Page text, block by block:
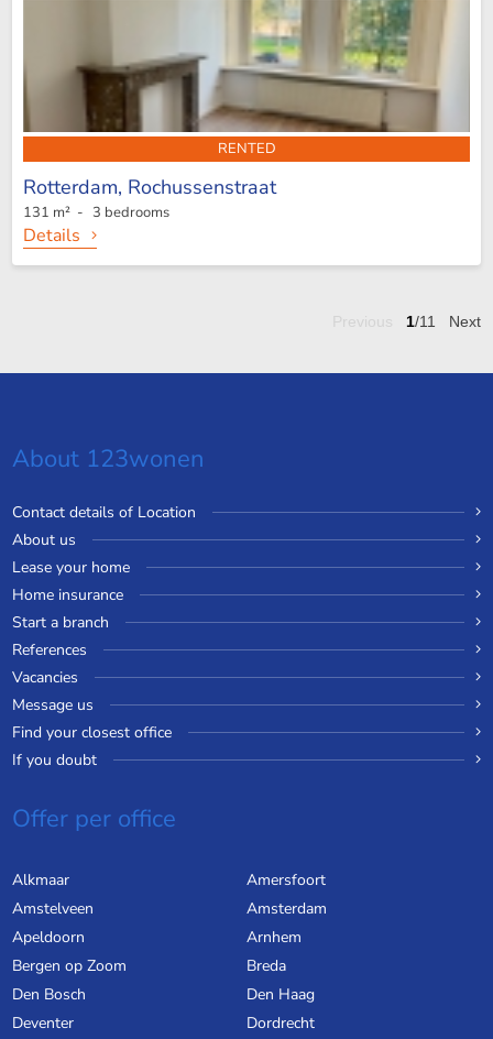
RENTED
Rotterdam, Rochussenstraat
131 m² - 3 bedrooms
Details
1/11 Next
About 123wonen
Contact details of Location
About us
Lease your home
Home insurance
Start a branch
References
Vacancies
Message us
Find your closest office
If you doubt
Offer per office
Alkmaar
Amersfoort
Amstelveen
Amsterdam
Apeldoorn
Arnhem
Bergen op Zoom
Breda
Den Bosch
Den Haag
Deventer
Dordrecht